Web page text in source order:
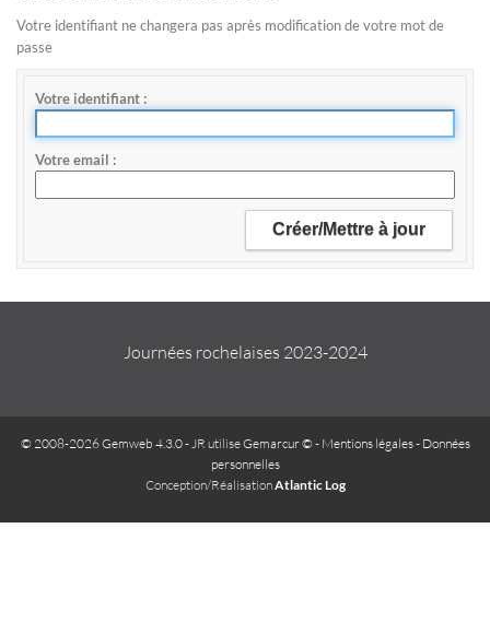
Votre identifiant ne changera pas après modification de votre mot de
passe
Votre identifiant
Votre email
Journées rochelaises 2023-2024
© 2008-2026 Gemweb 4.3.0- JR utiliseGemarcur © - Mentions légales- Données
personnelles
Conception/RéalisationAtlantic Log